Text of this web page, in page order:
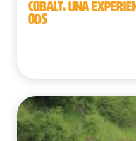
COBALT, UNA
ODS